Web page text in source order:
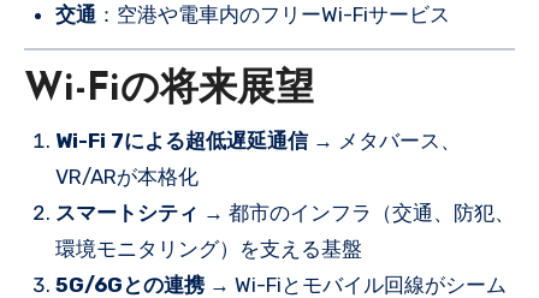
交通 ：空港や電車内のフリーWi-Fiサービス
Wi-Fiの将来展望
Wi-Fi 7による超低遅延通信→ メタバース、
VR/ARが本格化
スマートシティ → 都市のインフラ（交通、防犯、
環境モニタリング）を支える基盤
5G/6Gとの連携→ Wi-Fiとモバイル回線がシーム